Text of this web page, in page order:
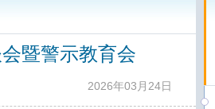
暨警示教育会
2026年03月24日